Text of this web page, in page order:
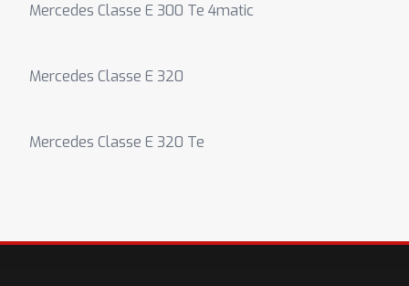
Mercedes Classe E 300 Te 4matic
Mercedes Classe E 320
Mercedes Classe E 320 Te